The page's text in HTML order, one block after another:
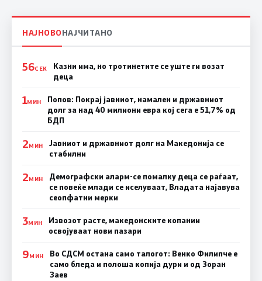
НАЈНОВОНАЈЧИТАНО
56СЕК
Казни има, но тротинетите се уште ги возат
деца
1МИН
Попов: Покрај јавниот, намален и државниот
долг за над 40 милиони евра кој сега е 51,7% од
БДП
2МИН
Јавниот и државниот долг на Македонија се
стабилни
2МИН
Демографски аларм-се помалку деца се раѓаат,
се повеќе млади се иселуваат, Владата најавува
сеопфатни мерки
3МИН
Извозот расте, македонските копании
освојуваат нови пазари
9МИН
Во СДСМ остана само талогот: Венко Филипче е
само бледа и полоша копија дури и од Зоран
Заев